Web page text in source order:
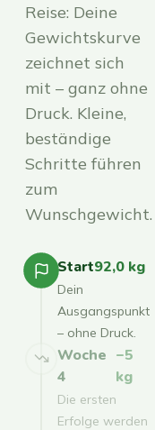
Reise: Deine
Gewichtskurve
zeichnet sich
mit – ganz ohne
Druck. Kleine,
beständige
Schritte führen
zum
Wunschgewicht.
Start92,0 kg
Dein
Ausgangspunkt
– ohne Druck.
Woche
4
−5
kg
Die ersten
Erfolge werden